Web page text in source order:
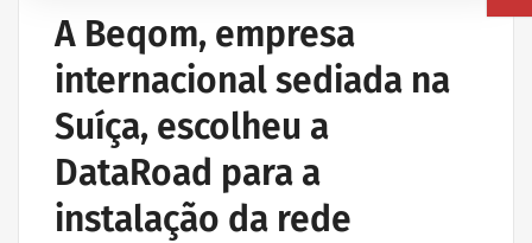
A Beqom, empresa
internacional sediada na
Suíça, escolheu a
DataRoad para a
instalação da rede